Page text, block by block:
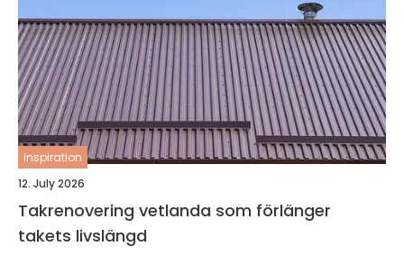
inspiration
12. July 2026
Takrenovering vetlanda som förlänger
takets livslängd